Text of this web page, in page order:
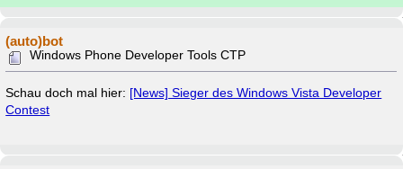
(auto)bot
Windows Phone Developer Tools CTP
Schau doch mal hier: [News] Sieger des Windows Vista Developer
Contest